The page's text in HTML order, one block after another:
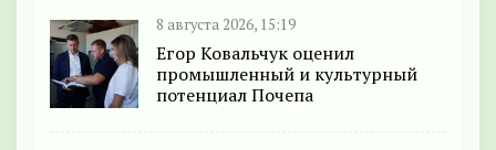
8 августа 2026, 15:19
Егор Ковальчук оценил
промышленный и культурный
потенциал Почепа